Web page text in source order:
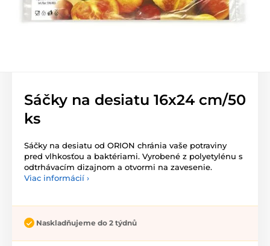
Sáčky na desiatu 16x24 cm/50
ks
Sáčky na desiatu od ORION chránia vaše potraviny
pred vlhkosťou a baktériami. Vyrobené z polyetylénu s
odtrhávacím dizajnom a otvormi na zavesenie.
Viac informácií ›
Naskladňujeme do 2 týdnů